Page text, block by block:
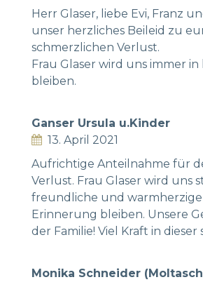
Herr Glaser, liebe Evi, Franz
unser herzliches Beileid zu
schmerzlichen Verlust.
Frau Glaser wird uns immer
bleiben.
Ganser Ursula u.Kinder
13. April 2021
Aufrichtige Anteilnahme für
Verlust. Frau Glaser wird uns
freundliche und warmherzige
Erinnerung bleiben. Unsere
der Familie! Viel Kraft in dieser
Monika Schneider